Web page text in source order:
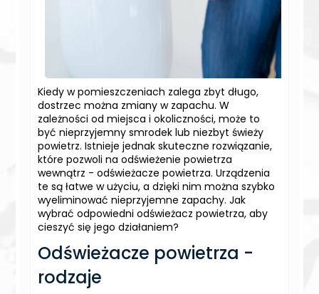
Kiedy w pomieszczeniach zalega zbyt długo,
dostrzec można zmiany w zapachu. W
zależności od miejsca i okoliczności, może to
być nieprzyjemny smrodek lub niezbyt świeży
powietrz. Istnieje jednak skuteczne rozwiązanie,
które pozwoli na odświeżenie powietrza
wewnątrz - odświeżacze powietrza. Urządzenia
te są łatwe w użyciu, a dzięki nim można szybko
wyeliminować nieprzyjemne zapachy. Jak
wybrać odpowiedni odświeżacz powietrza, aby
cieszyć się jego działaniem?
Odświeżacze powietrza -
rodzaje